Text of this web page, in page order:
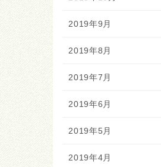
2019年9月
2019年8月
2019年7月
2019年6月
2019年5月
2019年4月